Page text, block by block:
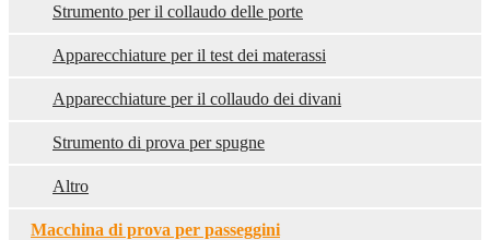
Strumento per il collaudo delle porte
Apparecchiature per il test dei materassi
Apparecchiature per il collaudo dei divani
Strumento di prova per spugne
Altro
Macchina di prova per passeggini